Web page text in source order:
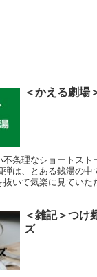
＜かえる劇場
条理なショートスト
は、とある銭湯の中
いて気楽に見ていた
＜雑記＞つけ
ズ